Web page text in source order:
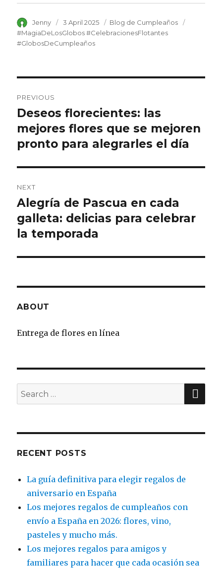
Author
Jenny
Posted
on
3 April 2025 Category
Blog de Cumpleaños
#MagiaDeLosGlobos #CelebracionesFlotantes
#GlobosDeCumpleaños
navigation
PREVIOUS
Previous
post:
Deseos florecientes: las
mejores flores que se mejoren
pronto para alegrarles el día
NEXT
Next
post:
Alegría de Pascua en cada
galleta: delicias para celebrar
la temporada
ABOUT
Entrega de flores en línea
Search
for:
RECENT POSTS
La guía definitiva para elegir regalos de
aniversario en España
Los mejores regalos de cumpleaños con
envío a España en 2026: flores, vino,
pasteles y mucho más.
Los mejores regalos para amigos y
familiares para hacer que cada ocasión sea